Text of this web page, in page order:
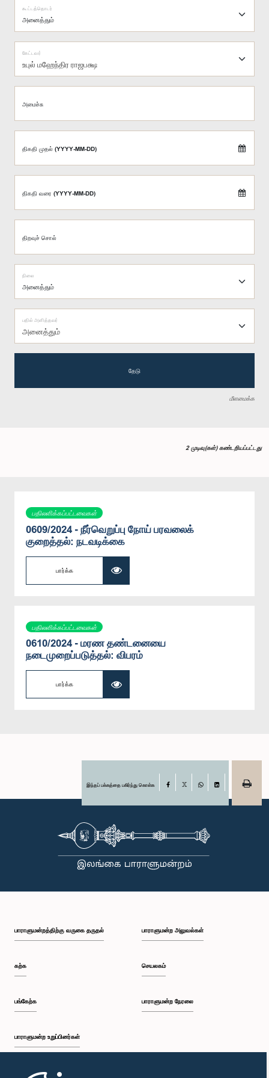
கூட்டத்தொடர்
உபுல் மஹேந்திர ராஜபக்ஷ
கேட்டவர்
அமைச்சு
திகதி முதல் (YYYY-MM-DD)
திகதி வரை (YYYY-MM-DD)
திறவுச் சொல்
நிலை
அனைத்தும்
பதில் அளித்தவர்
தேடு
மீளமைக்க
2 முடிவு(கள்) கண்டறியப்பட்டது
பதிலளிக்கப்பட்டவைகள்
0609/2024 - நீர்வெறுப்பு நோய் பரவலைக்
குறைத்தல்: நடவடிக்கை
பார்க்க
பதிலளிக்கப்பட்டவைகள்
0610/2024 - மரண தண்டனையை
நடைமுறைப்படுத்தல்: விபரம்
பார்க்க
இந்தப் பக்கத்தை பகிர்ந்து கொள்க Facebook
பாராளுமன்றத்திற்கு வருகை தருதல்
கற்க
பங்கேற்க
பாராளுமன்ற உறுப்பினர்கள்
முதற்பக்கம்
பாராளுமன்ற அலுவல்கள்
செயலகம்
பாராளுமன்ற நேரலை